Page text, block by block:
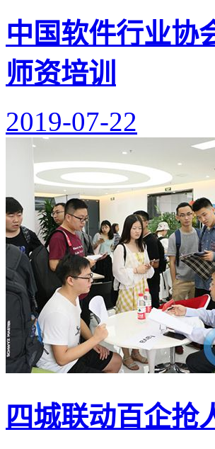
中国软件行业协
师资培训
2019-07-22
四城联动百企抢